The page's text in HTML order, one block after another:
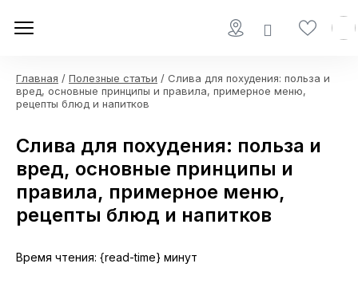
Главная / Полезные статьи / Слива для похудения: польза и
вред, основные принципы и правила, примерное меню,
рецепты блюд и напитков
Слива для похудения: польза и
вред, основные принципы и
правила, примерное меню,
рецепты блюд и напитков
Время чтения: {read-time} минут